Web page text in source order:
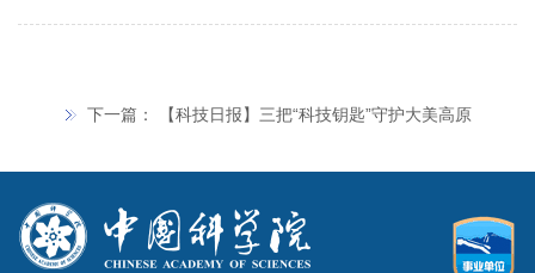
下一篇： 【科技日报】三把“科技钥匙”守护大美高原